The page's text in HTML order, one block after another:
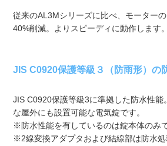
従来のAL3Mシリーズに比べ、モーター
40%削減。よりスピーディに動作します。
JIS C0920保護等級３（防雨形）の
JIS C0920保護等級3に準拠した防水性能
な屋外にも設置可能な電気錠です。
※防水性能を有しているのは錠本体のみで
※2線変換アダプタおよび結線部は防水処